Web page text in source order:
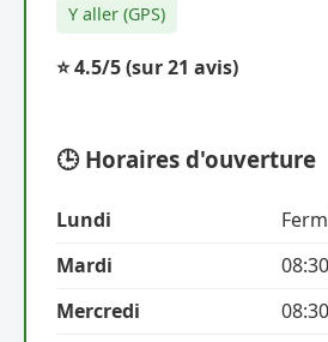
Y aller (GPS)
⭐ 4.5/5(sur 21 avis)
🕒 Horaires d'ouverture
Lundi
Mardi
Mercredi